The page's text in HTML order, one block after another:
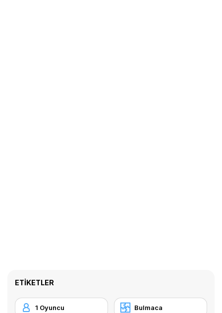
ETIKETLER
1 Oyuncu Bulmaca